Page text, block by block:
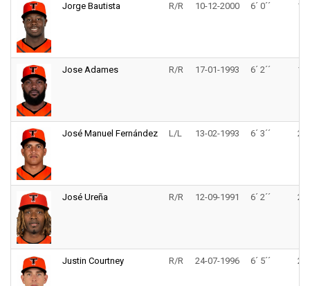
Jorge Bautista R/R 10-12-2000 6´ 0´´
Jose Adames R/R 17-01-1993 6´ 2´´
José Manuel Fernández L/L 13-02-1993 6´ 3´´
José Ureña R/R 12-09-1991 6´ 2´´
Justin Courtney R/R 24-07-1996 6´ 5´´